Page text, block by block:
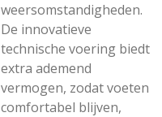
weersomstandigheden.
De innovatieve
technische voering biedt
extra ademend
vermogen, zodat voeten
comfortabel blijven,